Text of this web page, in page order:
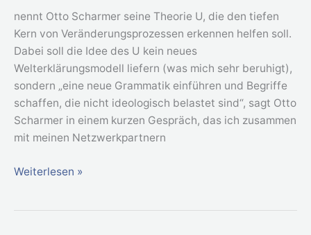
nennt Otto Scharmer seine Theorie U, die den tiefen
Kern von Veränderungsprozessen erkennen helfen soll.
Dabei soll die Idee des U kein neues
Welterklärungsmodell liefern (was mich sehr beruhigt),
sondern „eine neue Grammatik einführen und Begriffe
schaffen, die nicht ideologisch belastet sind“, sagt Otto
Scharmer in einem kurzen Gespräch, das ich zusammen
mit meinen Netzwerkpartnern
Zukunft
her
führen,
Weiterlesen »